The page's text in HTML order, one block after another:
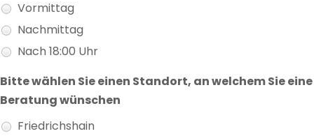
Vormittag
Nachmittag
Nach 18:00 Uhr
Bitte wählen Sie einen Standort, an welchem Sie eine
Beratung wünschen
Friedrichshain